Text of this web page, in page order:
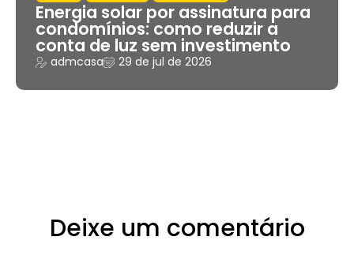
Energia solar por assinatura para
condomínios: como reduzir a
conta de luz sem investimento
admcasa 29 de jul de 2026
Deixe um comentário